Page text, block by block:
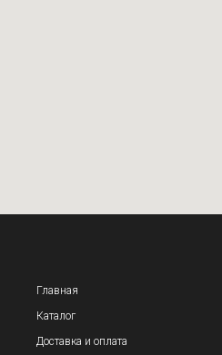
Главная
Каталог
Доставка и оплата